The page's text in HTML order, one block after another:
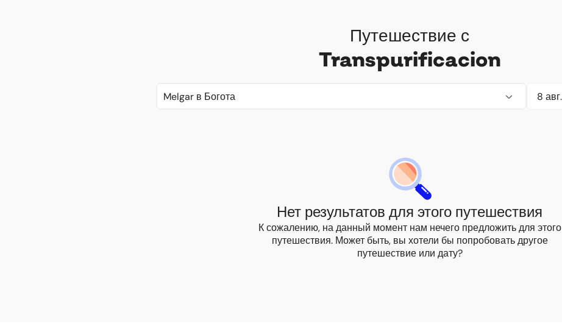
Путешествие с
Transpurificacion
Melgar в Богота
Нет результатов для этого путешествия
К сожалению, на данный момент нам нечего предложить для этого
путешествия. Может быть, вы хотели бы попробовать другое
путешествие или дату?